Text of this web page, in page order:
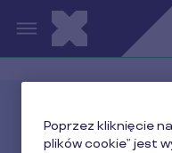
Przejdź do treści
Poznaj
Poprzez kliknięcie
plików cookie” jest